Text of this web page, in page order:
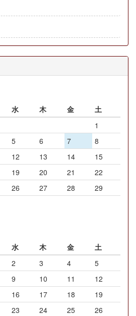
水 木 金
土
1
5 6 7
8
12 13 14
15
19 20 21
22
26 27 28
29
水 木 金
土
2 3 4
5
9 10 11
12
16 17 18
19
23 24 25
26